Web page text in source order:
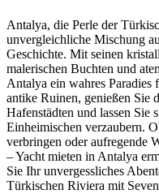
Antalya, die Perle der
unvergleichliche Mischung
Geschichte. Mit seinen
malerischen Buchten und
Antalya ein wahres Paradies
antike Ruinen, genießen Sie
Hafenstädten und lassen Sie
Einheimischen verzaubern.
verbringen oder aufregende
– Yacht mieten in Antalya
Sie Ihr unvergessliches
Türkischen Riviera mit